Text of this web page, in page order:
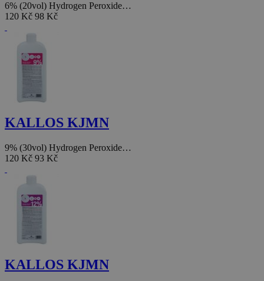
6% (20vol) Hydrogen Peroxide…
120 Kč 98 Kč
KALLOS KJMN
9% (30vol) Hydrogen Peroxide…
120 Kč 93 Kč
KALLOS KJMN